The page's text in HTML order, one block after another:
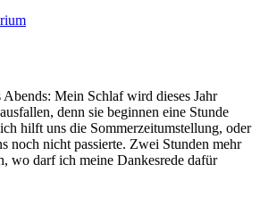
Abends: Mein Schlaf wird dieses Jahr
denn sie beginnen eine Stunde
hilft uns die Sommerzeitumstellung, oder
noch nicht passierte. Zwei Stunden mehr
wo darf ich meine Dankesrede dafür